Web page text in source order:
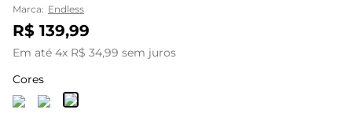
Marca: Endless
R$ 139,99
Em até 4x R$ 34,99 sem juros
Cores